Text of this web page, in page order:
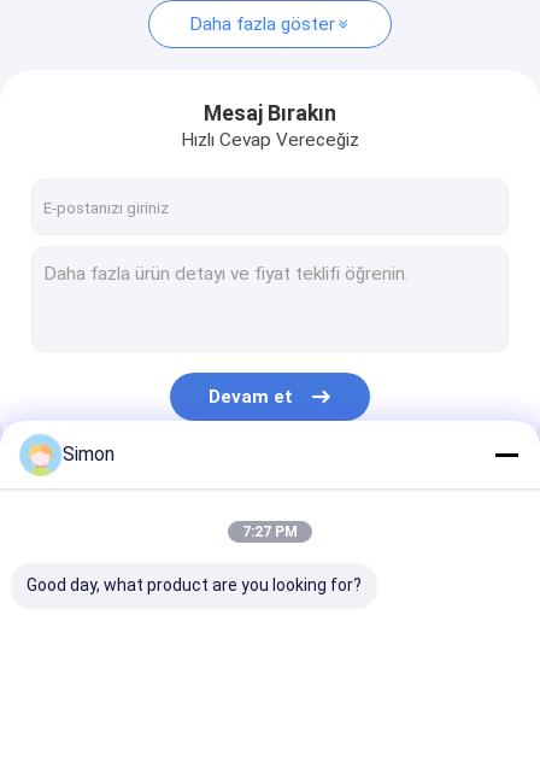
Bir teklif isteği
Endüstriyel Ağ Anahtarı
Endüstriyel Yönetilen Ethernet Anahtarı
WDM İletim Sistemi
Fiber Optik Ethernet Medya Dönüştürücü
Fiber Optik Ethernet Anahtarı
Daha fazla göster
Mesaj Bırakın
Hızlı Cevap Vereceğiz
Devam et
Kategorilerimiz
Simon
7:27 PM
Good day, what product are you looking for?